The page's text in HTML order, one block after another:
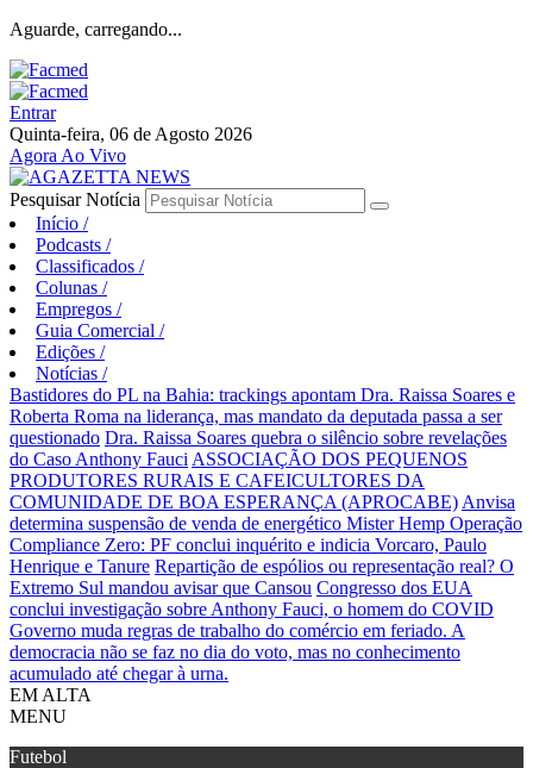
Aguarde, carregando...
Entrar
Quinta-feira, 06 de Agosto 2026
Agora Ao Vivo
Pesquisar Notícia
Início /
Podcasts /
Classificados /
Colunas /
Empregos /
Guia Comercial /
Edições /
Notícias /
Bastidores do PL na Bahia: trackings apontam Dra. Raissa Soares e
Roberta Roma na liderança, mas mandato da deputada passa a ser
questionado Dra. Raissa Soares quebra o silêncio sobre revelações
do Caso Anthony Fauci ASSOCIAÇÃO DOS PEQUENOS
PRODUTORES RURAIS E CAFEICULTORES DA
COMUNIDADE DE BOA ESPERANÇA (APROCABE) Anvisa
determina suspensão de venda de energético Mister Hemp Operação
Compliance Zero: PF conclui inquérito e indicia Vorcaro, Paulo
Henrique e Tanure Repartição de espólios ou representação real? O
Extremo Sul mandou avisar que Cansou Congresso dos EUA
conclui investigação sobre Anthony Fauci, o homem do COVID
Governo muda regras de trabalho do comércio em feriado. A
democracia não se faz no dia do voto, mas no conhecimento
acumulado até chegar à urna.
EM ALTA
MENU
Futebol